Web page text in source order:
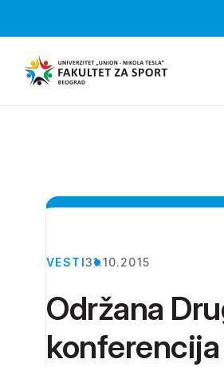
VESTI31.10.2015
Održana
konferencija